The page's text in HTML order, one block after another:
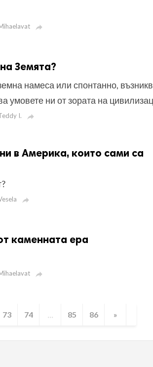

Земята?
намеса или спонтанно,
умовете ни от зората на
I. 
в Америка, които сами са

каменната ера

73 74 ... 85 86 »